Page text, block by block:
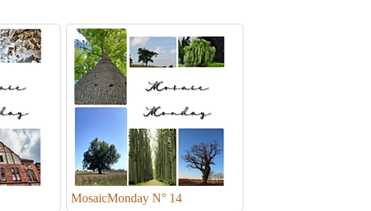
MosaicMonday N° 14